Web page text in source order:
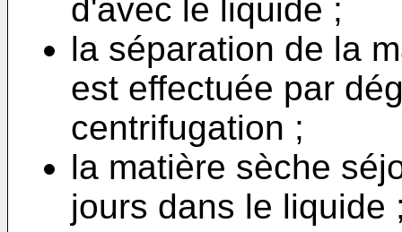
d'avec le liquide ;
la séparation de la
est effectuée par
centrifugation ;
la matière sèche
jours dans le liquide